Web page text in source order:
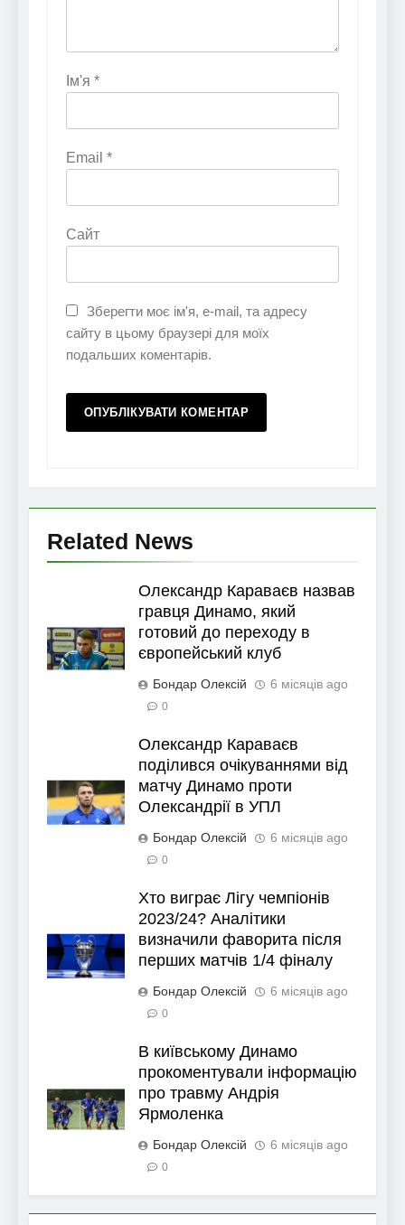
Ім'я *
Email *
Сайт
Зберегти моє ім'я, e-mail, та адресу
сайту в цьому браузері для моїх
подальших коментарів.
Related News
Олександр Караваєв назвав
гравця Динамо, який
готовий до переходу в
європейський клуб
Бондар Олексій 6 місяців ago
0
Олександр Караваєв
поділився очікуваннями від
матчу Динамо проти
Олександрії в УПЛ
Бондар Олексій 6 місяців ago
0
Хто виграє Лігу чемпіонів
2023/24? Аналітики
визначили фаворита після
перших матчів 1/4 фіналу
Бондар Олексій 6 місяців ago
0
В київському Динамо
прокоментували інформацію
про травму Андрія
Ярмоленка
Бондар Олексій 6 місяців ago
0